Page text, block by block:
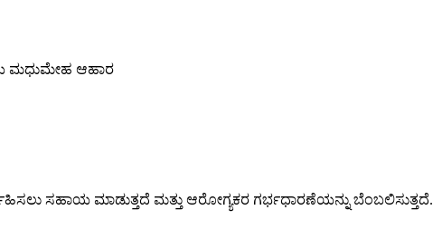
ಮಧುಮೇಹ ಆಹಾರ
ಸಹಾಯ ಮಾಡುತ್ತದೆ ಮತ್ತು ಆರೋಗ್ಯಕರ ಗರ್ಭಧಾರಣೆಯನ್ನು ಬೆಂಬಲಿಸುತ್ತದೆ.